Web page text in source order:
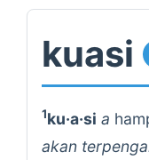
kuasi
1ku·a·si a
akan